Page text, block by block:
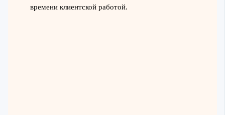
времени клиентской работой.